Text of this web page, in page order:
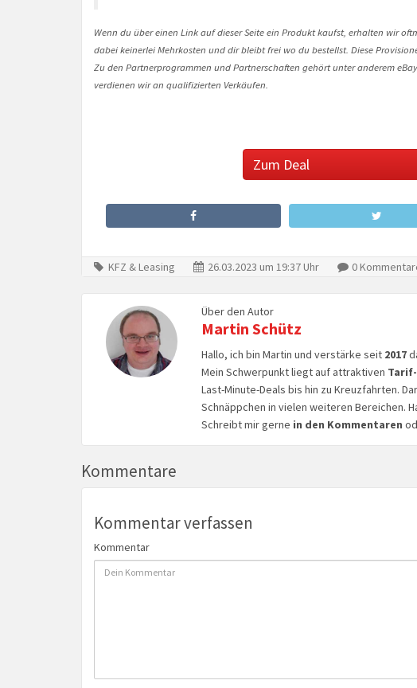
Wenn du über einen Link auf dieser Seite ein Produkt kaufst, erhalten wir
dabei keinerlei Mehrkosten und dir bleibt frei wo du bestellst. Diese
Zu den Partnerprogrammen und Partnerschaften gehört unter anderem
verdienen wir an qualifizierten Verkäufen.
Zum Deal
KFZ & Leasing 26.03.2023 um 19:37 Uhr 0
Über den Autor
Martin Schütz
Hallo, ich bin Martin und verstärke seit 2017
Mein Schwerpunkt liegt auf attraktiven
Last-Minute-Deals bis hin zu Kreuzfahrten.
Schnäppchen in vielen weiteren Bereichen.
Schreibt mir gerne in den Kommentaren
Kommentare
Kommentar verfassen
Kommentar